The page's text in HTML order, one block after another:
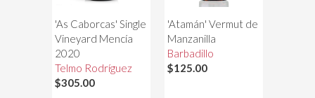
'As Caborcas' Single
Vineyard Mencía
2020
Telmo Rodríguez
$305.00
'Atamán' Vermut de
Manzanilla
Barbadillo
$125.00